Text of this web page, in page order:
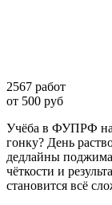
2567 работ
от 500 руб
Учёба в ФУПРФ на
гонку? День
дедлайны
чёткости и
становится всё